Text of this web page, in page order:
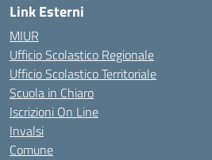
Link Esterni
MIUR
Ufficio Scolastico Regionale
Ufficio Scolastico Territoriale
Scuola in Chiaro
Iscrizioni On Line
Invalsi
Comune